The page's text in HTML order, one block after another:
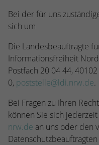
Bei der für uns
sich um
Die Landesbeauftragte
Informationsfreiheit
Postfach 20 04 44,
0, poststelle@ldi.nrw.de.
Bei Fragen zu Ihren
können Sie sich
nrw.de an uns oder den